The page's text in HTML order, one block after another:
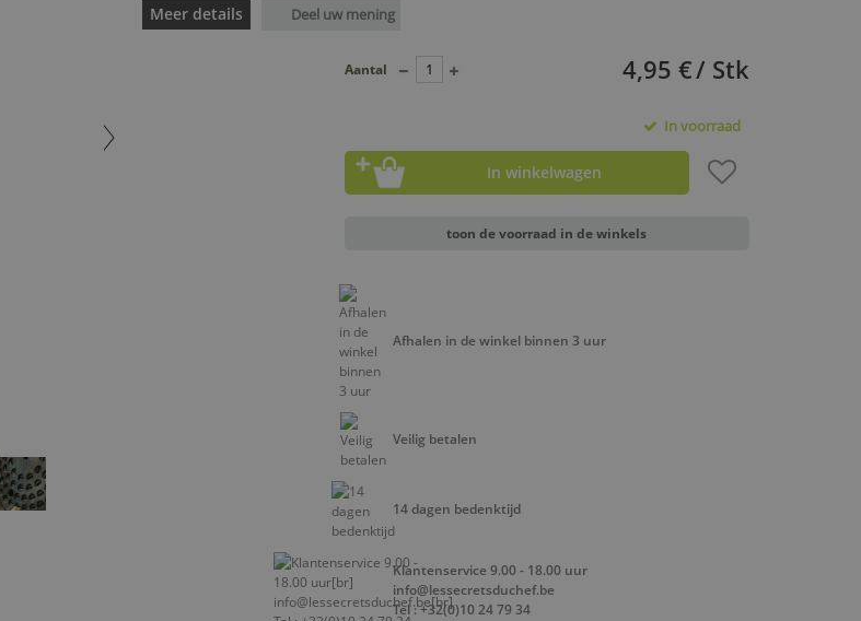
Meer details Deel uw mening
4,95 €/ Stk
Aantal
In voorraad
In winkelwagen
toon de voorraad in de winkels
Afhalen in de winkel binnen 3 uur
Veilig betalen
14 dagen bedenktijd
Klantenservice 9.00 - 18.00 uur
info@lessecretsduchef.be
Tel : +32(0)10 24 79 34